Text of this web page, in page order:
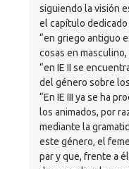
siguiendo la visión
el capítulo
“en griego antiguo
cosas en
“en IE II se
del género sobre
“En IE III ya se ha
los animados, por
mediante la
este género, el
par y que, frente a